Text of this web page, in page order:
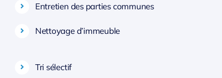
Entretien des parties communes
Nettoyage d’immeuble
Tri sélectif